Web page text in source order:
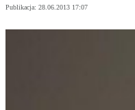
Publikacja: 28.06.2013 17:07